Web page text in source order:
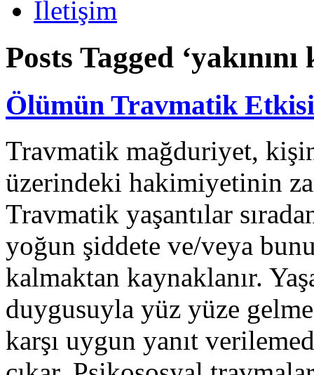
İletişim
Posts Tagged
Ölümün Travmatik
Travmatik mağduriyet,
üzerindeki hakimiyetinin
Travmatik yaşantılar
yoğun şiddete ve/veya
kalmaktan kaynaklanır.
duygusuyla yüz yüze
karşı uygun yanıt